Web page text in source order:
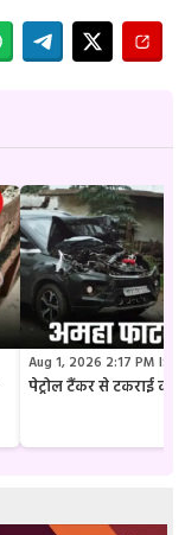
Aug 1, 2026 2:17 PM IST
पेट्रोल टैंकर से टकराई